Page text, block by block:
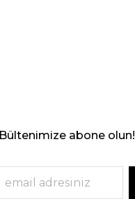
Bültenimize abone olun!